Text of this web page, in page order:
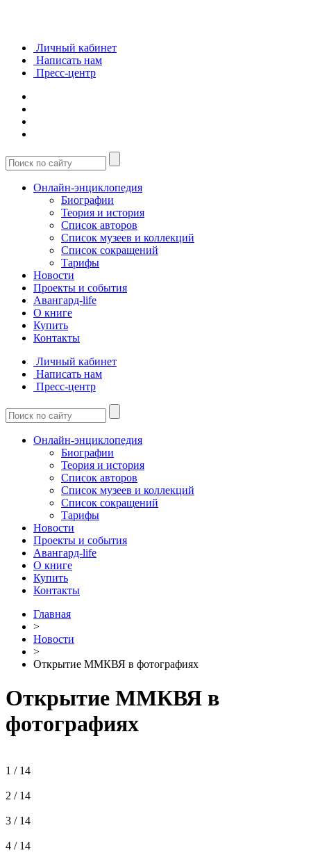
Личный кабинет
Написать нам
Пресс-центр
Онлайн-энциклопедия
Биографии
Теория и история
Список авторов
Список музеев и коллекций
Список сокращений
Тарифы
Новости
Проекты и события
Авангард-life
О книге
Купить
Контакты
Личный кабинет
Написать нам
Пресс-центр
Онлайн-энциклопедия
Биографии
Теория и история
Список авторов
Список музеев и коллекций
Список сокращений
Тарифы
Новости
Проекты и события
Авангард-life
О книге
Купить
Контакты
Главная
>
Новости
>
Открытие ММКВЯ в фотографиях
Открытие ММКВЯ в
фотографиях
1 / 14
2 / 14
3 / 14
4 / 14